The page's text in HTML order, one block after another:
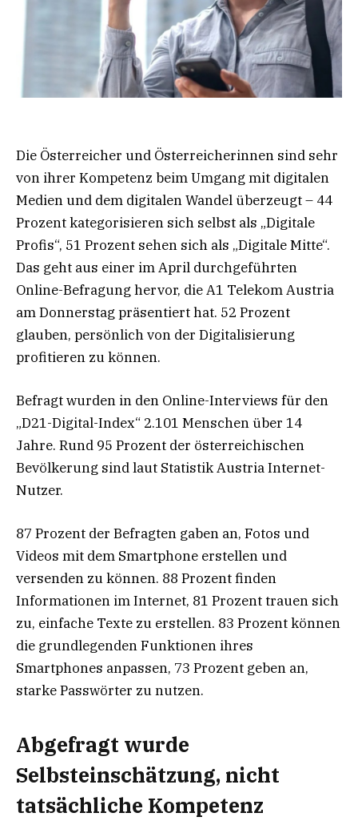
Die Österreicher und Österreicherinnen sind sehr
von ihrer Kompetenz beim Umgang mit digitalen
Medien und dem digitalen Wandel überzeugt – 44
Prozent kategorisieren sich selbst als „Digitale
Profis“, 51 Prozent sehen sich als „Digitale Mitte“.
Das geht aus einer im April durchgeführten
Online-Befragung hervor, die A1 Telekom Austria
am Donnerstag präsentiert hat. 52 Prozent
glauben, persönlich von der Digitalisierung
profitieren zu können.
Befragt wurden in den Online-Interviews für den
„D21-Digital-Index“ 2.101 Menschen über 14
Jahre. Rund 95 Prozent der österreichischen
Bevölkerung sind laut Statistik Austria Internet-
Nutzer.
87 Prozent der Befragten gaben an, Fotos und
Videos mit dem Smartphone erstellen und
versenden zu können. 88 Prozent finden
Informationen im Internet, 81 Prozent trauen sich
zu, einfache Texte zu erstellen. 83 Prozent können
die grundlegenden Funktionen ihres
Smartphones anpassen, 73 Prozent geben an,
starke Passwörter zu nutzen.
Abgefragt wurde
Selbsteinschätzung, nicht
tatsächliche Kompetenz